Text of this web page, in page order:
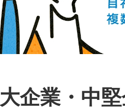
大企業・中